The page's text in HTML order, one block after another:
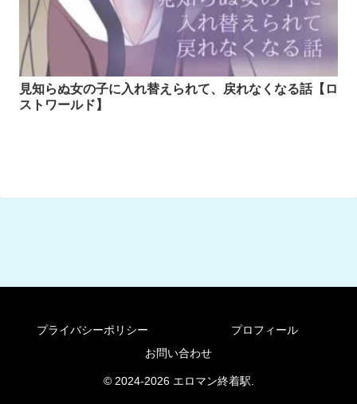
見知らぬ女の子に入れ替えられて、戻れなくなる話【ロ
ストワールド】
プライバシーポリシー
プロフィール
お問い合わせ
© 2024-2026 エロマン終着駅.